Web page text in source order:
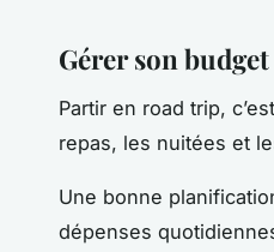
Gérer son
Partir en road trip,
repas, les nuitées et
Une bonne
dépenses